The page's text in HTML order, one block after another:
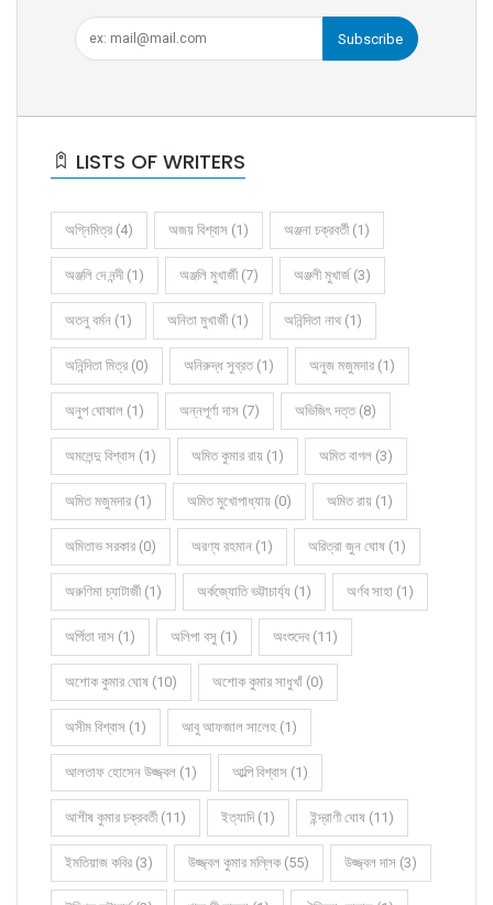
Subscribe
LISTS OF WRITERS
অগ্নিমিত্র (4) অজয় বিশ্বাস (1) অঞ্জনা চক্রবর্তী (1)
অঞ্জলি দে নন্দী (1) অঞ্জলি মুখার্জী (7) অঞ্জলী মুখার্জ (3)
অতনু বর্মন (1) অনিতা মুখার্জী (1) অনিন্দিতা নাথ (1)
অনিন্দিতা মিত্র (0) অনিরুদ্ধ সুব্রত (1) অনুজ মজুমদার (1)
অনুপ ঘোষাল (1) অন্নপূর্ণা দাস (7) অভিজিৎ দত্ত (8)
অমলেন্দু বিশ্বাস (1) অমিত কুমার রায় (1) অমিত বাগল (3)
অমিত মজুমদার (1) অমিত মুখোপাধ্যায় (0) অমিত রায় (1)
অমিতাভ সরকার (0) অরণ্য রহমান (1) অরিত্রা জুন ঘোষ (1)
অরুণিমা চ্যাটার্জী (1) অর্কজ্যোতি ভট্টাচার্য্য (1) অর্ণব সাহা (1)
অর্পিতা দাস (1) অলিপা বসু (1) অংশুদেব (11)
অশোক কুমার ঘোষ (10) অশোক কুমার সাধুখাঁ (0)
অসীম বিশ্বাস (1) আবু আফজাল সালেহ (1)
আলতাফ হোসেন উজ্জ্বল (1) আল্পি বিশ্বাস (1)
আশীষ কুমার চক্রবর্তী (11) ইত্যাদি (1) ইন্দ্রাণী ঘোষ (11)
ইমতিয়াজ কবির (3) উজ্জ্বল কুমার মল্লিক (55) উজ্জ্বল দাস (3)